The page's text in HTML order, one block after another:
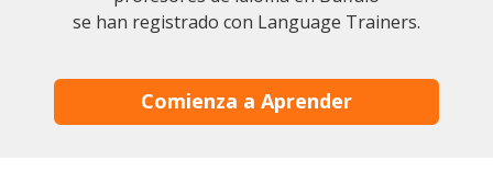
se han registrado con Language Trainers.
Comienza a Aprender